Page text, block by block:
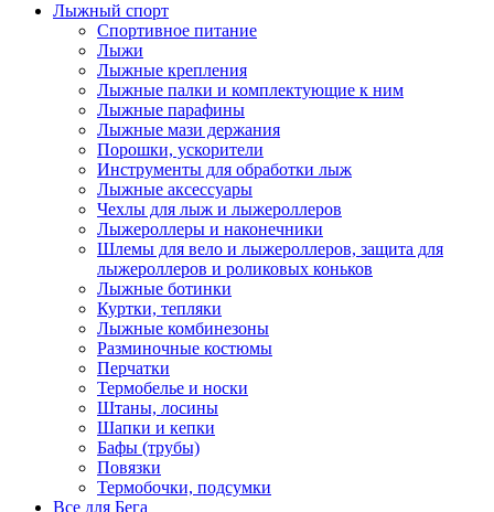
Лыжный спорт
Спортивное питание
Лыжи
Лыжные крепления
Лыжные палки и комплектующие к ним
Лыжные парафины
Лыжные мази держания
Порошки, ускорители
Инструменты для обработки лыж
Лыжные аксессуары
Чехлы для лыж и лыжероллеров
Лыжероллеры и наконечники
Шлемы для вело и лыжероллеров, защита для
лыжероллеров и роликовых коньков
Лыжные ботинки
Куртки, тепляки
Лыжные комбинезоны
Разминочные костюмы
Перчатки
Термобелье и носки
Штаны, лосины
Шапки и кепки
Бафы (трубы)
Повязки
Термобочки, подсумки
Все для Бега